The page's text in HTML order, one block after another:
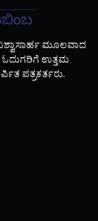
ಮೂಲವಾದ
ಓದುಗರಿಗೆ ಉತ್ತಮ
ಪತ್ರಕರ್ತರು.